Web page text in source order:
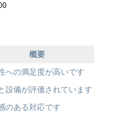
概要
への満足度が高いです
設備が評価されています
のある対応です